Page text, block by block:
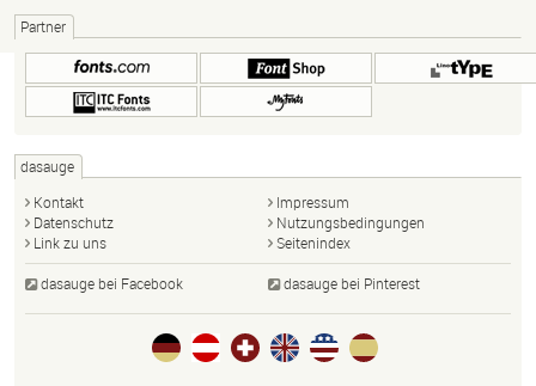
Partner
dasauge
Kontakt
Impressum
Datenschutz
Nutzungsbedingungen
Link zu uns
Seitenindex
dasauge bei Facebook dasauge bei Pinterest